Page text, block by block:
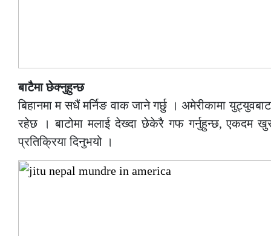
बाटैमा छेक्नुहुन्छ
बिहानमा म सधैं मर्निङ वाक जाने गर्छु । अमेरीकामा
रहेछ । बाटोमा मलाई देख्दा छेकेरै गफ गर्नुहुन्छ, एकदम
प्रतिक्रिया दिनुभयो ।